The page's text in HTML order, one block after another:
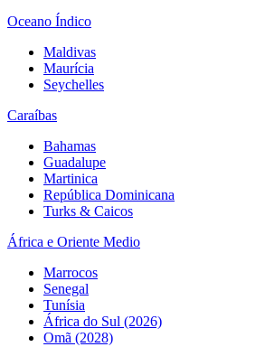
Oceano Índico
Maldivas
Maurícia
Seychelles
Caraíbas
Bahamas
Guadalupe
Martinica
República Dominicana
Turks & Caicos
África e Oriente Medio
Marrocos
Senegal
Tunísia
África do Sul (2026)
Omã (2028)